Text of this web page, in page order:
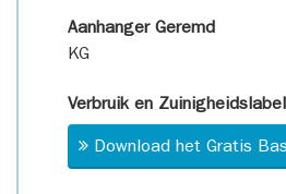
Aanhanger Geremd
KG
Verbruik en Zuinigheidslabel
Download het Gratis